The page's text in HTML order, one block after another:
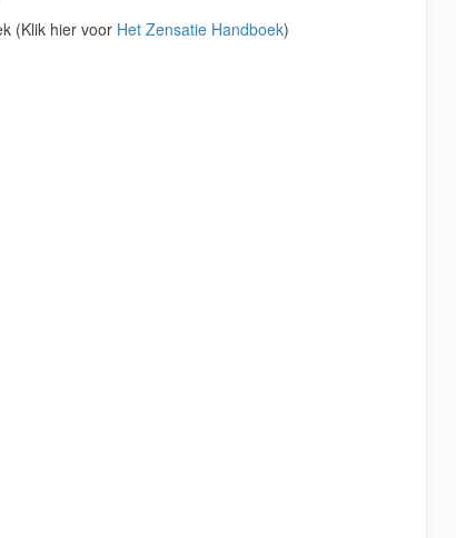
(Klik hier voor Het Zensatie Handboek)